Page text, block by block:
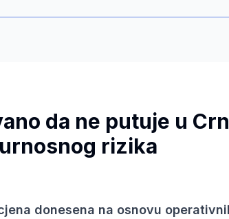
da ne putuje u
rizika
donesena na osnovu